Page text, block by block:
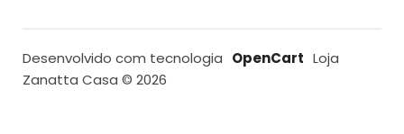
Desenvolvido com tecnologia OpenCart Loja
Zanatta Casa © 2026